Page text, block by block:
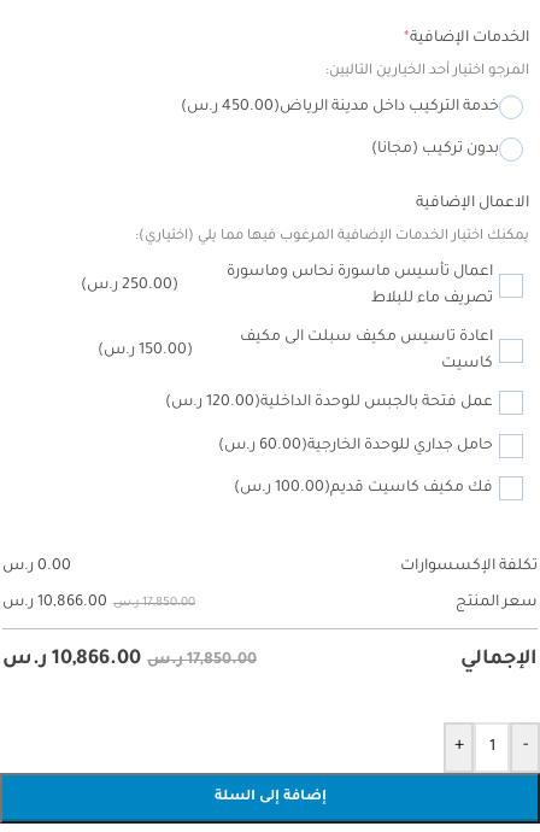
الخدمات الإضافية*
المرجو اختيار أحد الخيارين التاليين:
خدمة التركيب داخل مدينة الرياض(450.00 ر.س)
بدون تركيب (مجانا)
الاعمال الإضافية
يمكنك اختيار الخدمات الإضافية المرغوب فيها مما يلي (اختياري):
اعمال تأسيس ماسورة نحاس وماسورة
تصريف ماء للبلاط
(250.00 ر.س)
اعادة تاسيس مكيف سبلت الى مكيف
كاسيت
(150.00 ر.س)
عمل فتحة بالجبس للوحدة الداخلية(120.00 ر.س)
حامل جداري للوحدة الخارجية(60.00 ر.س)
فك مكيف كاسيت قديم(100.00 ر.س)
تكلفة الإكسسوارات 0.00 ر.س
سعر المنتج 17,850.00 ر.س 10,866.00 ر.س
الإجمالي 17,850.00 ر.س 10,866.00 ر.س
-
+
إضافة إلى السلة